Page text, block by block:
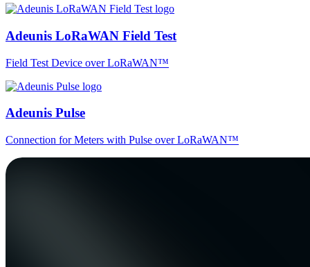
Adeunis LoRaWAN Field Test
Field Test Device over LoRaWAN™
Adeunis Pulse
Connection for Meters with Pulse over LoRaWAN™